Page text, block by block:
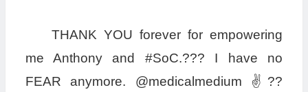
THANK YOU forever for empowering
me Anthony and #SoC.??? I have no
FEAR anymore. @medicalmedium ✌??